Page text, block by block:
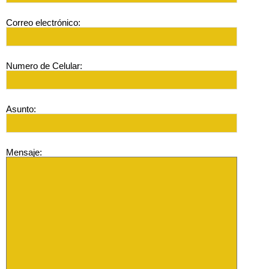
Correo electrónico:
Numero de Celular:
Asunto:
Mensaje: